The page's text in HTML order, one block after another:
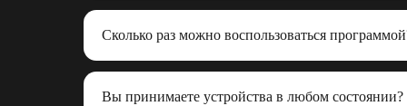
Сколько раз можно воспользоваться
Вы принимаете устройства в любом состоянии?